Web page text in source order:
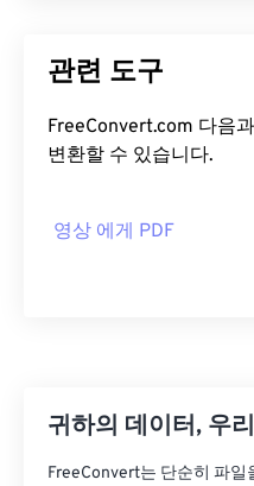
관련 도구
FreeConvert.com 다음
변환할 수 있습니다.
영상 에게 PDF
귀하의 데이터, 우
FreeConvert는 단순히 파일